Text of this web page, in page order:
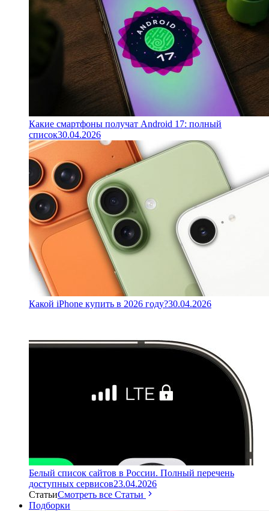
Какие смартфоны получат Android 17: полный
список30.04.2026
Какой iPhone купить в 2026 году?30.04.2026
Белый список сайтов в России. Полный перечень
доступных сервисов23.04.2026
СтатьиСмотреть все Статьи
Подборки